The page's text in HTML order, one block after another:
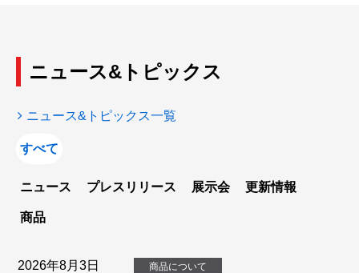
ニュース&トピックス
ニュース&トピックス一覧
すべて
ニュース プレスリリース 展示会 更新情報
商品
2026年8月3日 商品について